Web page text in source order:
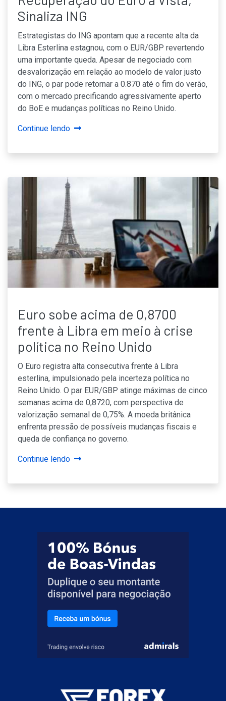
Sinaliza ING
Estrategistas do ING apontam que a recente alta da
Libra Esterlina estagnou, com o EUR/GBP revertendo
uma importante queda. Apesar de negociado com
desvalorização em relação ao modelo de valor justo
do ING, o par pode retornar a 0.870 até o fim do verão,
com o mercado precificando agressivamente aperto
do BoE e mudanças políticas no Reino Unido.
Continue lendo
Euro sobe acima de 0,8700
frente à Libra em meio à crise
política no Reino Unido
O Euro registra alta consecutiva frente à Libra
esterlina, impulsionado pela incerteza política no
Reino Unido. O par EUR/GBP atinge máximas de cinco
semanas acima de 0,8720, com perspectiva de
valorização semanal de 0,75%. A moeda britânica
enfrenta pressão de possíveis mudanças fiscais e
queda de confiança no governo.
Continue lendo
BY